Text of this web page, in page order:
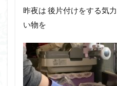
昨夜は 後片付けをする気
い物を